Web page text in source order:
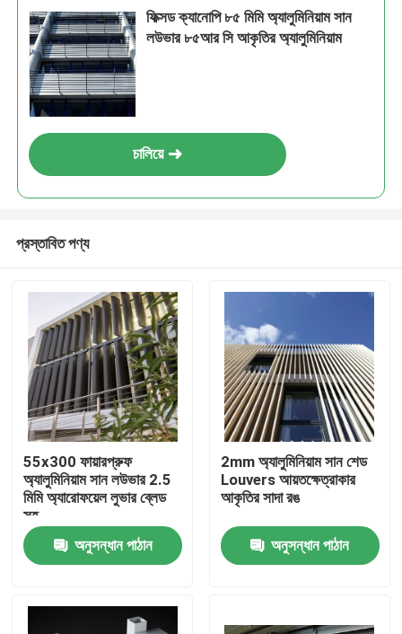
ফিক্সড ক্যানোপি ৮৫ মিমি অ্যালুমিনিয়াম সান
লউভার ৮৫আর সি আকৃতির অ্যালুমিনিয়াম
চালিয়ে
প্রস্তাবিত পণ্য
55x300 ফায়ারপ্রুফ
অ্যালুমিনিয়াম সান লউভার 2.5
মিমি অ্যারোফয়েল লুভার ব্লেড
সহ
অনুসন্ধান পাঠান
2mm অ্যালুমিনিয়াম সান শেড
Louvers আয়তক্ষেত্রাকার
আকৃতির সাদা রঙ
অনুসন্ধান পাঠান